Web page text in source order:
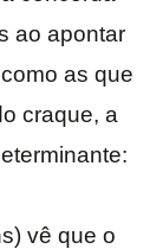
ao apontar
as que
craque, a
vê que o